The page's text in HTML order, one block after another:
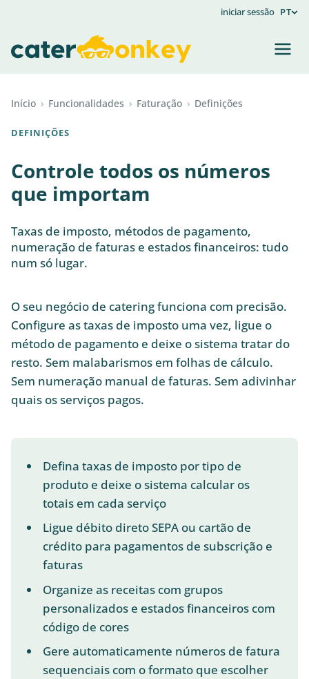
iniciar sessão PT
Início › Funcionalidades › Faturação › Definições
DEFINIÇÕES
Controle todos os números
que importam
Taxas de imposto, métodos de pagamento,
numeração de faturas e estados financeiros: tudo
num só lugar.
O seu negócio de catering funciona com precisão.
Configure as taxas de imposto uma vez, ligue o
método de pagamento e deixe o sistema tratar do
resto. Sem malabarismos em folhas de cálculo.
Sem numeração manual de faturas. Sem adivinhar
quais os serviços pagos.
Defina taxas de imposto por tipo de
produto e deixe o sistema calcular os
totais em cada serviço
Ligue débito direto SEPA ou cartão de
crédito para pagamentos de subscrição e
faturas
Organize as receitas com grupos
personalizados e estados financeiros com
código de cores
Gere automaticamente números de fatura
sequenciais com o formato que escolher